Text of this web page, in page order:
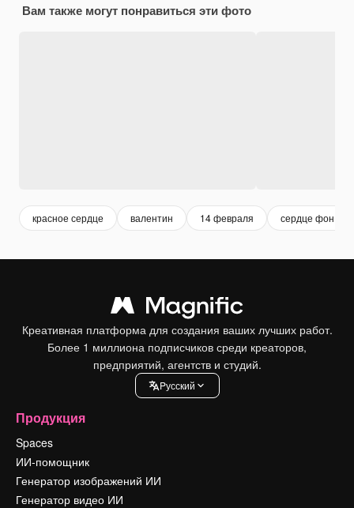
Вам также могут понравиться эти фото
красное сердце валентин 14 февраля сердце фон
Креативная платформа для создания ваших лучших работ.
Более 1 миллиона подписчиков среди креаторов,
предприятий, агентств и студий.
Pусский
Продукция
Spaces
ИИ-помощник
Генератор изображений ИИ
Генератор видео ИИ